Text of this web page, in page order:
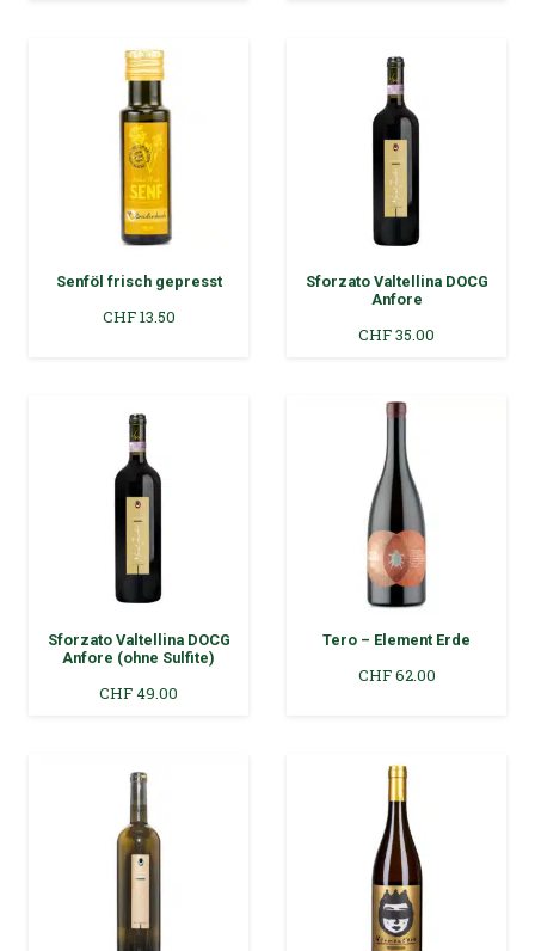
Senföl frisch gepresst
CHF13.50
Sforzato Valtellina DOCG
Anfore
CHF35.00
Sforzato Valtellina DOCG
Anfore (ohne Sulfite)
CHF49.00
Tero – Element Erde
CHF62.00